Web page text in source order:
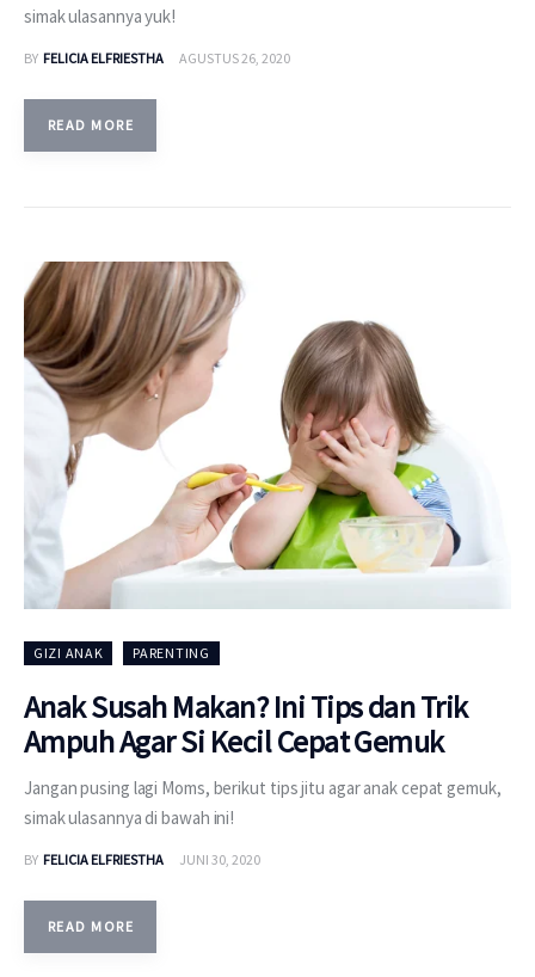
simak ulasannya yuk!
BY FELICIA ELFRIESTHA AGUSTUS 26, 2020
READ MORE
GIZI ANAK PARENTING
Anak Susah Makan? Ini Tips dan Trik
Ampuh Agar Si Kecil Cepat Gemuk
Jangan pusing lagi Moms, berikut tips jitu agar anak cepat gemuk,
simak ulasannya di bawah ini!
BY FELICIA ELFRIESTHA JUNI 30, 2020
READ MORE